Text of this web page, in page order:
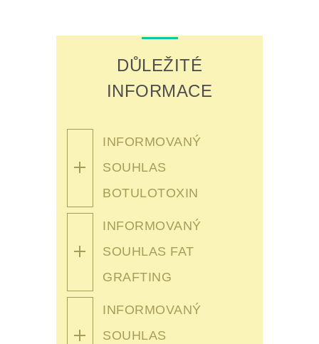
DŮLEŽITÉ
INFORMACE
INFORMOVANÝ
SOUHLAS
BOTULOTOXIN
INFORMOVANÝ
SOUHLAS FAT
GRAFTING
INFORMOVANÝ
SOUHLAS